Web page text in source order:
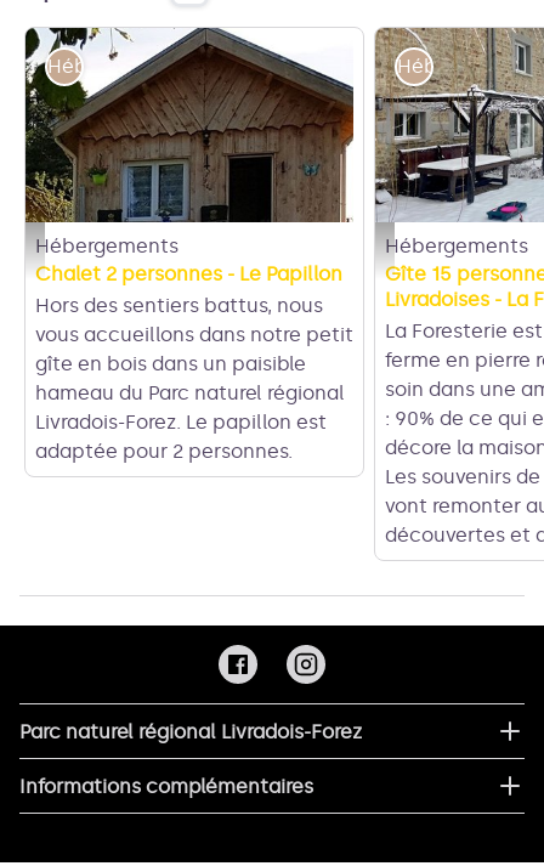
Le Papillon - Les deux Frères
Hébergements
Hébergements
Chalet 2 personnes - Le Papillon
Hors des sentiers battus, nous
vous accueillons dans notre petit
gîte en bois dans un paisible
hameau du Parc naturel régional
Livradois-Forez. Le papillon est
adaptée pour 2 personnes.
Extérieur de la maison
Hébergements
Hébergements
Gîte 15
Livradoises - La
La Foresterie
ferme en pierre
soin dans une
: 90% de ce qui
décore la
Les souvenirs
vont remonter
découvertes et
Parc naturel régional Livradois-Forez
Informations complémentaires